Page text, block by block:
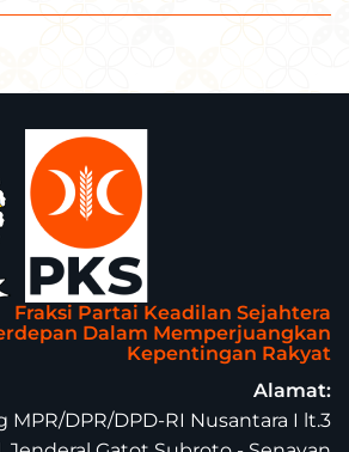
Fraksi Partai Keadilan Sejahtera
Dalam Memperjuangkan
Kepentingan Rakyat
Alamat:
DPR/DPD-RI Nusantara I lt.3